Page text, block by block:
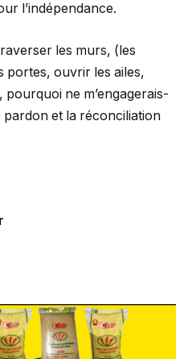
l’indépendance.
les murs, (les
portes, ouvrir les ailes,
ne m’engagerais-
pardon et la réconciliation